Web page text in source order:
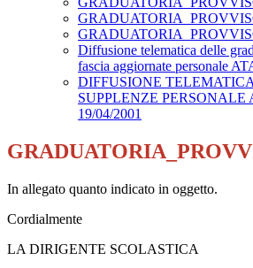
Diffusione telematica delle
fascia aggiornate personale
DIFFUSIONE
SUPPLENZE PERSONALE
19/04/2001
In allegato quanto indicato in oggetto.
Cordialmente
LA DIRIGENTE SCOLASTICA